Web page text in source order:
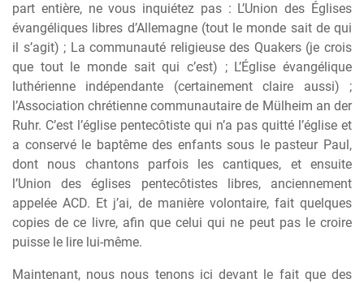
part entière, ne vous inquiétez pas : L’Union des Églises
évangéliques libres d’Allemagne (tout le monde sait de qui
il s’agit) ; La communauté religieuse des Quakers (je crois
que tout le monde sait qui c’est) ; L’Église évangélique
luthérienne indépendante (certainement claire aussi) ;
l’Association chrétienne communautaire de Mülheim an der
Ruhr. C’est l’église pentecôtiste qui n’a pas quitté l’église et
a conservé le baptême des enfants sous le pasteur Paul,
dont nous chantons parfois les cantiques, et ensuite
l’Union des églises pentecôtistes libres, anciennement
appelée ACD. Et j’ai, de manière volontaire, fait quelques
copies de ce livre, afin que celui qui ne peut pas le croire
puisse le lire lui-même.
Maintenant, nous nous tenons ici devant le fait que des